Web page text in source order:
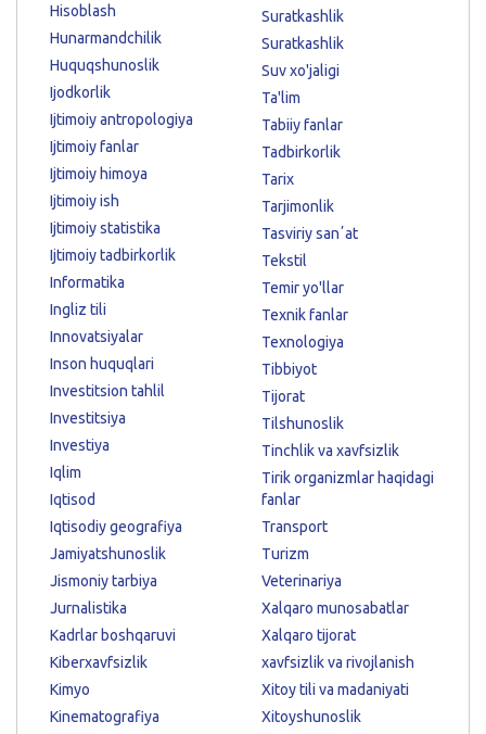
Hisoblash
Hunarmandchilik
Huquqshunoslik
Ijodkorlik
Ijtimoiy antropologiya
Ijtimoiy fanlar
Ijtimoiy himoya
Ijtimoiy ish
Ijtimoiy statistika
Ijtimoiy tadbirkorlik
Informatika
Ingliz tili
Innovatsiyalar
Inson huquqlari
Investitsion tahlil
Investitsiya
Investiya
Iqlim
Iqtisod
Iqtisodiy geografiya
Jamiyatshunoslik
Jismoniy tarbiya
Jurnalistika
Kadrlar boshqaruvi
Kiberxavfsizlik
Kimyo
Kinematografiya
Suratkashlik
Suratkashlik
Suv xo'jaligi
Ta'lim
Tabiiy fanlar
Tadbirkorlik
Tarix
Tarjimonlik
Tasviriy sanʼat
Tekstil
Temir yo'llar
Texnik fanlar
Texnologiya
Tibbiyot
Tijorat
Tilshunoslik
Tinchlik va xavfsizlik
Tirik organizmlar haqidagi
fanlar
Transport
Turizm
Veterinariya
Xalqaro munosabatlar
Xalqaro tijorat
xavfsizlik va rivojlanish
Xitoy tili va madaniyati
Xitoyshunoslik